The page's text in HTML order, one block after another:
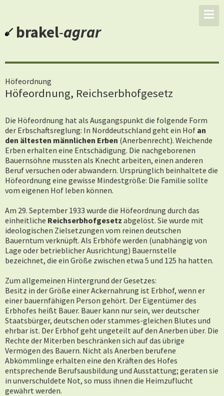
brakel-agrar
Höfeordnung
Höfeordnung, Reichserbhofgesetz
Die Höfeordnung hat als Ausgangspunkt die folgende Form
der Erbschaftsreglung: In Norddeutschland geht ein Hof an
den ältesten männlichen Erben (Anerbenrecht). Weichende
Erben erhalten eine Entschädigung. Die nachgeborenen
Bauernsöhne mussten als Knecht arbeiten, einen anderen
Beruf versuchen oder abwandern. Ursprünglich beinhaltete die
Höfeordnung eine gewisse Mindestgröße: Die Familie sollte
vom eigenen Hof leben können.
Am 29. September 1933 wurde die Höfeordnung durch das
einheitliche Reichserbhofgesetz abgelöst. Sie wurde mit
ideologischen Zielsetzungen vom reinen deutschen
Bauerntum verknüpft. Als Erbhöfe werden (unabhängig von
Lage oder betrieblicher Ausrichtung) Bauernstelle
bezeichnet, die ein Größe zwischen etwa 5 und 125 ha hatten.
Zum allgemeinen Hintergrund der Gesetzes:
Besitz in der Größe einer Ackernahrung ist Erbhof, wenn er
einer bauernfähigen Person gehört. Der Eigentümer des
Erbhofes heißt Bauer. Bauer kann nur sein, wer deutscher
Staatsbürger, deutschen oder stammes-gleichen Blutes und
ehrbar ist. Der Erbhof geht ungeteilt auf den Anerben über. Die
Rechte der Miterben beschränken sich auf das übrige
Vermögen des Bauern. Nicht als Anerben berufene
Abkömmlinge erhalten eine den Kräften des Hofes
entsprechende Berufsausbildung und Ausstattung; geraten sie
in unverschuldete Not, so muss ihnen die Heimzuflucht
gewährt werden.